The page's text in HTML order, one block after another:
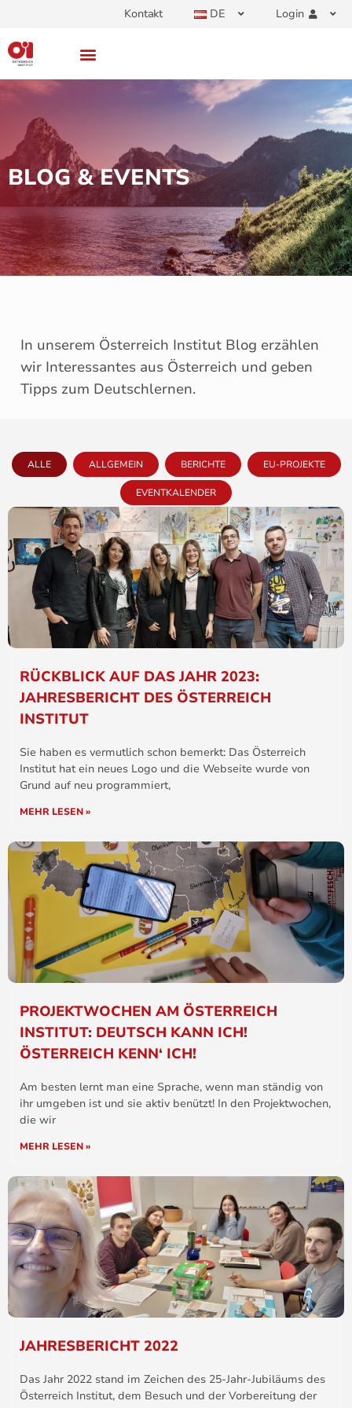
Kontakt DE Login
BLOG & EVENTS
In unserem Österreich Institut Blog erzählen
wir Interessantes aus Österreich und geben
Tipps zum Deutschlernen.
ALLE ALLGEMEIN BERICHTE EU-PROJEKTE
EVENTKALENDER
RÜCKBLICK AUF DAS JAHR 2023:
JAHRESBERICHT DES ÖSTERREICH
INSTITUT
Sie haben es vermutlich schon bemerkt: Das Österreich
Institut hat ein neues Logo und die Webseite wurde von
Grund auf neu programmiert,
MEHR LESEN »
PROJEKTWOCHEN AM ÖSTERREICH
INSTITUT: DEUTSCH KANN ICH!
ÖSTERREICH KENN‘ ICH!
Am besten lernt man eine Sprache, wenn man ständig von
ihr umgeben ist und sie aktiv benützt! In den Projektwochen,
die wir
MEHR LESEN »
JAHRESBERICHT 2022
Das Jahr 2022 stand im Zeichen des 25-Jahr-Jubiläums des
Österreich Institut, dem Besuch und der Vorbereitung der